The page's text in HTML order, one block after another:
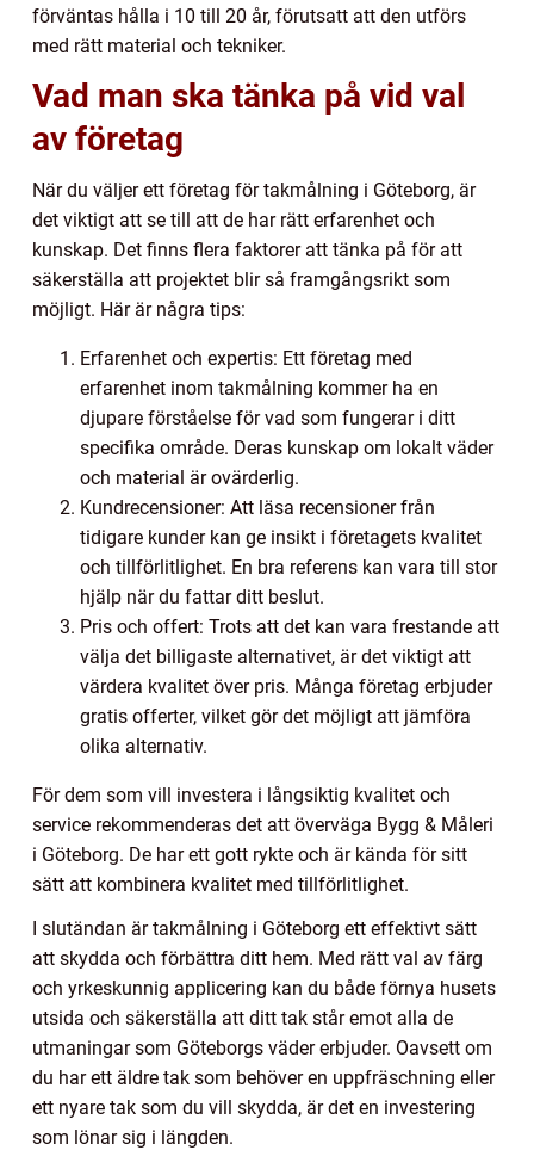
förväntas hålla i 10 till 20 år, förutsatt att den utförs
med rätt material och tekniker.
Vad man ska tänka på vid val
av företag
När du väljer ett företag för takmålning i Göteborg, är
det viktigt att se till att de har rätt erfarenhet och
kunskap. Det finns flera faktorer att tänka på för att
säkerställa att projektet blir så framgångsrikt som
möjligt. Här är några tips:
Erfarenhet och expertis: Ett företag med
erfarenhet inom takmålning kommer ha en
djupare förståelse för vad som fungerar i ditt
specifika område. Deras kunskap om lokalt väder
och material är ovärderlig.
Kundrecensioner: Att läsa recensioner från
tidigare kunder kan ge insikt i företagets kvalitet
och tillförlitlighet. En bra referens kan vara till stor
hjälp när du fattar ditt beslut.
Pris och offert: Trots att det kan vara frestande att
välja det billigaste alternativet, är det viktigt att
värdera kvalitet över pris. Många företag erbjuder
gratis offerter, vilket gör det möjligt att jämföra
olika alternativ.
För dem som vill investera i långsiktig kvalitet och
service rekommenderas det att överväga Bygg & Måleri
i Göteborg. De har ett gott rykte och är kända för sitt
sätt att kombinera kvalitet med tillförlitlighet.
I slutändan är takmålning i Göteborg ett effektivt sätt
att skydda och förbättra ditt hem. Med rätt val av färg
och yrkeskunnig applicering kan du både förnya husets
utsida och säkerställa att ditt tak står emot alla de
utmaningar som Göteborgs väder erbjuder. Oavsett om
du har ett äldre tak som behöver en uppfräschning eller
ett nyare tak som du vill skydda, är det en investering
som lönar sig i längden.